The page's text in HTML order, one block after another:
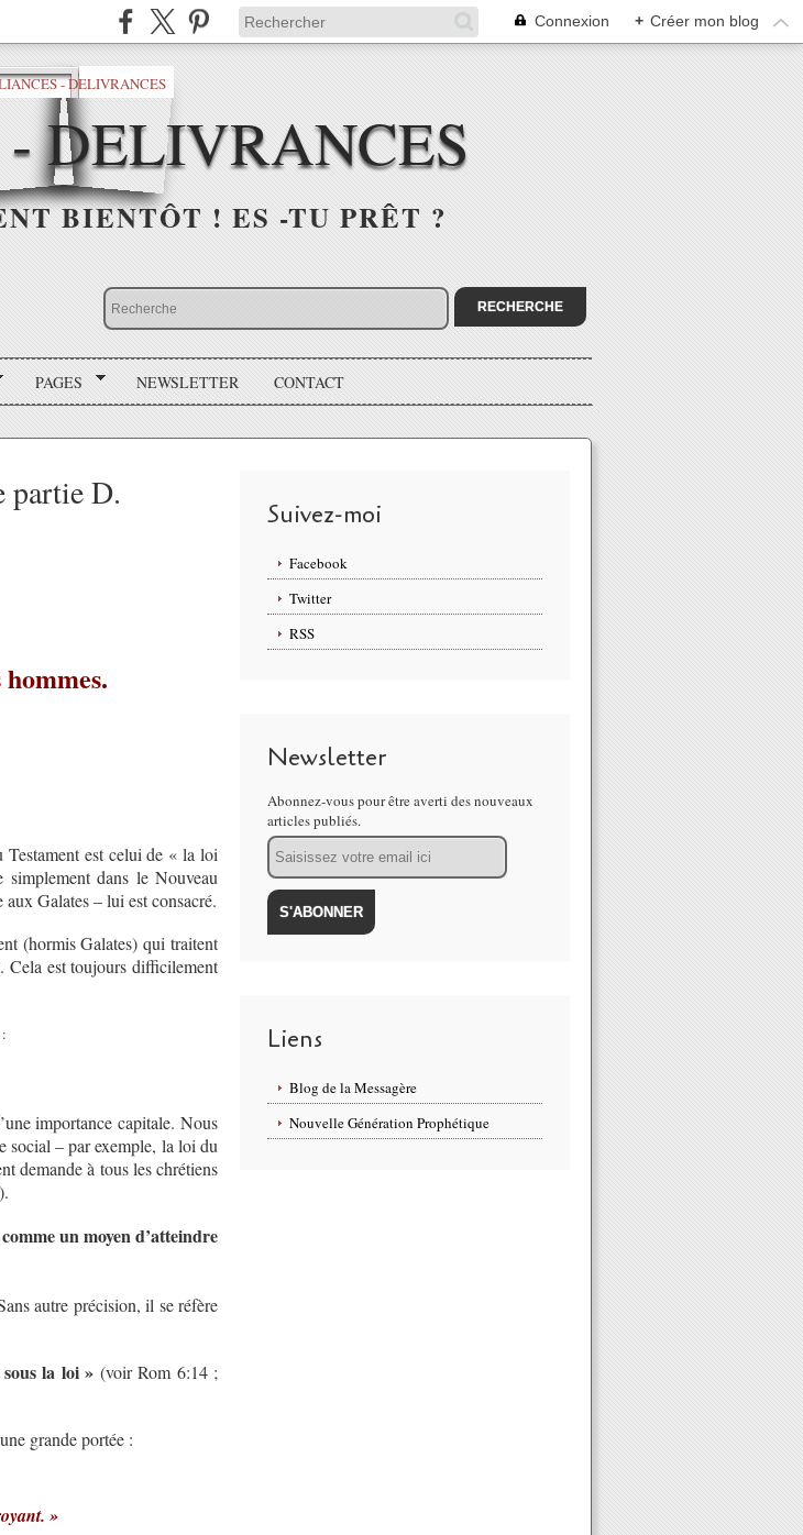
Connexion + Créer mon blog
DELIVRANCES
BIENTÔT ! ES -TU PRÊT ?
PAGES NEWSLETTER CONTACT
partie D.
Testament est celui de « la loi
dans le Nouveau
Galates – lui est consacré.
(hormis Galates) qui traitent
Cela est toujours difficilement
:
importance capitale. Nous
social – par exemple, la loi du
demande à tous les chrétiens
un moyen d’atteindre
autre précision, il se réfère
la loi » (voir Rom 6:14 ;
grande portée :
»
Suivez-moi
Facebook
Twitter
RSS
Newsletter
Abonnez-vous pour être averti des nouveaux
articles publiés.
Email
Liens
Blog de la Messagère
Nouvelle Génération Prophétique